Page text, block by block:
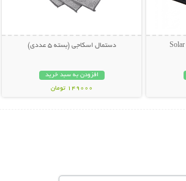
دستمال اسکاجی (بسته 5 عددی)
افزودن به سبد خرید
149000 تومان